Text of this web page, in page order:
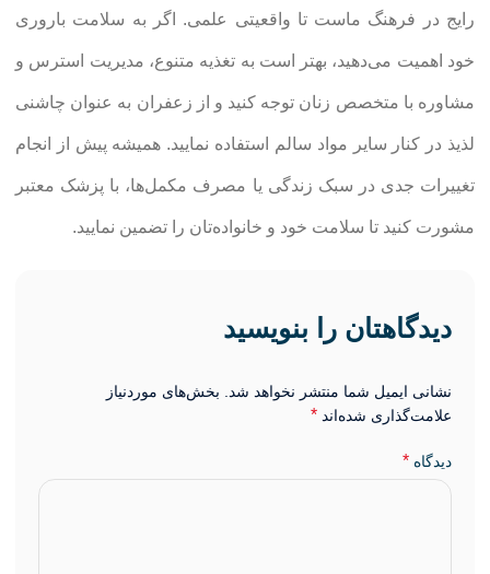
رایج در فرهنگ ماست تا واقعیتی علمی. اگر به سلامت باروری
خود اهمیت می‌دهید، بهتر است به تغذیه متنوع، مدیریت استرس و
مشاوره با متخصص زنان توجه کنید و از زعفران به عنوان چاشنی
لذیذ در کنار سایر مواد سالم استفاده نمایید. همیشه پیش از انجام
تغییرات جدی در سبک زندگی یا مصرف مکمل‌ها، با پزشک معتبر
مشورت کنید تا سلامت خود و خانواده‌تان را تضمین نمایید.
دیدگاهتان را بنویسید
نشانی ایمیل شما منتشر نخواهد شد. بخش‌های موردنیاز
علامت‌گذاری شده‌اند *
دیدگاه *